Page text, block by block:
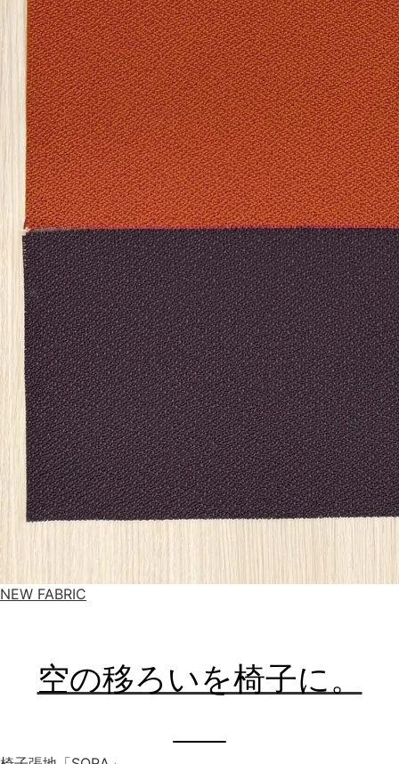
NEW FABRIC
空の移ろいを椅子に。